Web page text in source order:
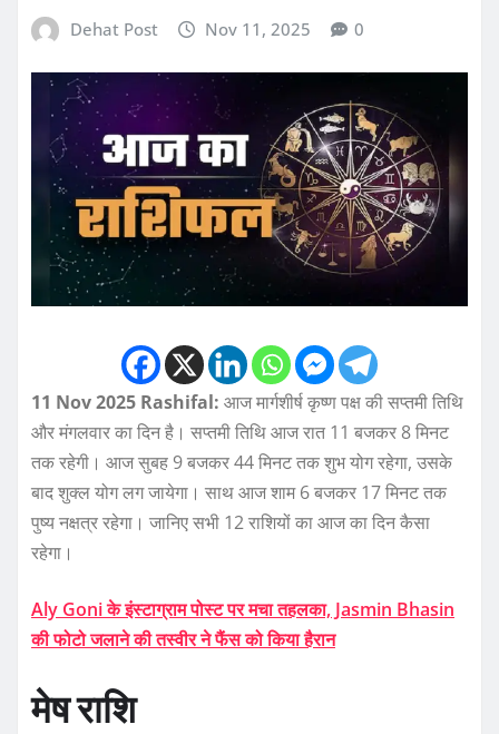
Dehat Post Nov 11, 2025 0
11 Nov 2025 Rashifal: आज मार्गशीर्ष कृष्ण पक्ष की सप्तमी तिथि
और मंगलवार का दिन है। सप्तमी तिथि आज रात 11 बजकर 8 मिनट
तक रहेगी। आज सुबह 9 बजकर 44 मिनट तक शुभ योग रहेगा, उसके
बाद शुक्ल योग लग जायेगा। साथ आज शाम 6 बजकर 17 मिनट तक
पुष्य नक्षत्र रहेगा। जानिए सभी 12 राशियों का आज का दिन कैसा
रहेगा।
Aly Goni के इंस्टाग्राम पोस्ट पर मचा तहलका, Jasmin Bhasin
की फोटो जलाने की तस्वीर ने फैंस को किया हैरान
मेष राशि